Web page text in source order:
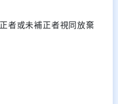
者或未補正者視同放棄